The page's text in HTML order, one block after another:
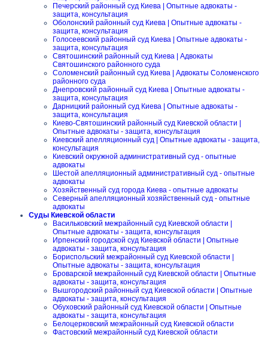
Печерский районный суд Киева | Опытные адвокаты -
защита, консультация
Оболонский районный суд Киева | Опытные адвокаты -
защита, консультация
Голосеевский районный суд Киева | Опытные адвокаты -
защита, консультация
Святошинский районный суд Киева | Адвокаты
Святошинского районного суда
Соломенский районный суд Киева | Адвокаты Соломенского
районного суда
Днепровский районный суд Киева | Опытные адвокаты -
защита, консультация
Дарницкий районный суд Киева | Опытные адвокаты -
защита, консультация
Киево-Святошинский районный суд Киевской области |
Опытные адвокаты - защита, консультация
Киевский апелляционный суд | Опытные адвокаты - защита,
консультация
Киевский окружной административный суд - опытные
адвокаты
Шестой апелляционный административный суд - опытные
адвокаты
Хозяйственный суд города Киева - опытные адвокаты
Северный апелляционный хозяйственный суд - опытные
адвокаты
Суды Киевской области
Васильковский межрайонный суд Киевской области |
Опытные адвокаты - защита, консультация
Ирпенский городской суд Киевской области | Опытные
адвокаты - защита, консультация
Бориспольский межрайонный суд Киевской области |
Опытные адвокаты - защита, консультация
Броварской межрайонный суд Киевской области | Опытные
адвокаты - защита, консультация
Вышгородский районный суд Киевской области | Опытные
адвокаты - защита, консультация
Обуховский районный суд Киевской области | Опытные
адвокаты - защита, консультация
Белоцерковский межрайонный суд Киевской области
Фастовский межрайонный суд Киевской области